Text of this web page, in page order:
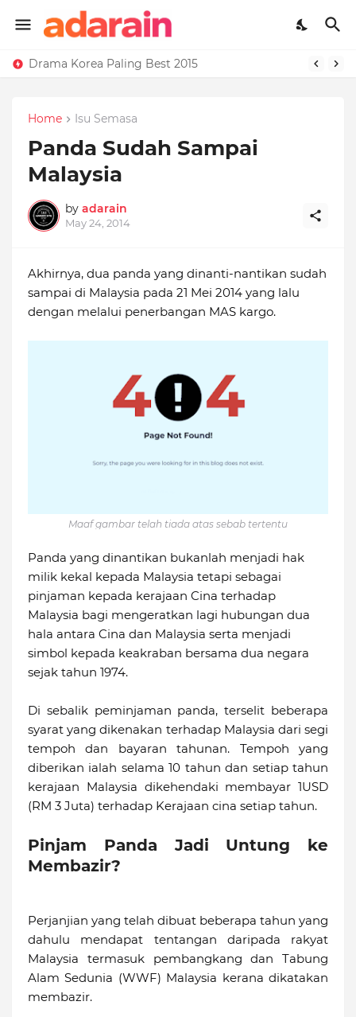
Drama Korea Paling Best 2015
Home Isu Semasa
Panda Sudah Sampai
Malaysia
by adarain
May 24, 2014
Akhirnya, dua panda yang dinanti-nantikan sudah
sampai di Malaysia pada 21 Mei 2014 yang lalu
dengan melalui penerbangan MAS kargo.
Maaf gambar telah tiada atas sebab tertentu
Panda yang dinantikan bukanlah menjadi hak
milik kekal kepada Malaysia tetapi sebagai
pinjaman kepada kerajaan Cina terhadap
Malaysia bagi mengeratkan lagi hubungan dua
hala antara Cina dan Malaysia serta menjadi
simbol kepada keakraban bersama dua negara
sejak tahun 1974.
Di sebalik peminjaman panda, terselit beberapa
syarat yang dikenakan terhadap Malaysia dari segi
tempoh dan bayaran tahunan. Tempoh yang
diberikan ialah selama 10 tahun dan setiap tahun
kerajaan Malaysia dikehendaki membayar 1USD
(RM 3 Juta) terhadap Kerajaan cina setiap tahun.
Pinjam Panda Jadi Untung ke
Membazir?
Perjanjian yang telah dibuat beberapa tahun yang
dahulu mendapat tentangan daripada rakyat
Malaysia termasuk pembangkang dan Tabung
Alam Sedunia (WWF) Malaysia kerana dikatakan
membazir.